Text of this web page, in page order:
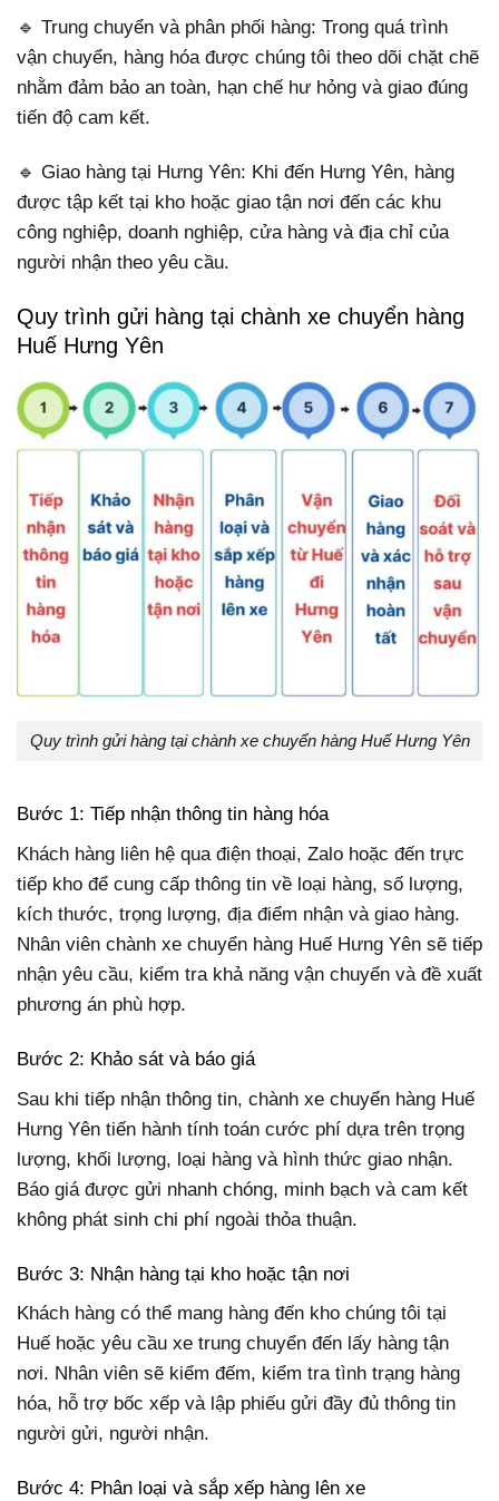
🔹 Trung chuyển và phân phối hàng: Trong quá trình
vận chuyển, hàng hóa được chúng tôi theo dõi chặt chẽ
nhằm đảm bảo an toàn, hạn chế hư hỏng và giao đúng
tiến độ cam kết.
🔹 Giao hàng tại Hưng Yên: Khi đến Hưng Yên, hàng
được tập kết tại kho hoặc giao tận nơi đến các khu
công nghiệp, doanh nghiệp, cửa hàng và địa chỉ của
người nhận theo yêu cầu.
Quy trình gửi hàng tại chành xe chuyển hàng
Huế Hưng Yên
Quy trình gửi hàng tại chành xe chuyển hàng Huế Hưng Yên
Bước 1: Tiếp nhận thông tin hàng hóa
Khách hàng liên hệ qua điện thoại, Zalo hoặc đến trực
tiếp kho để cung cấp thông tin về loại hàng, số lượng,
kích thước, trọng lượng, địa điểm nhận và giao hàng.
Nhân viên chành xe chuyển hàng Huế Hưng Yên sẽ tiếp
nhận yêu cầu, kiểm tra khả năng vận chuyển và đề xuất
phương án phù hợp.
Bước 2: Khảo sát và báo giá
Sau khi tiếp nhận thông tin, chành xe chuyển hàng Huế
Hưng Yên tiến hành tính toán cước phí dựa trên trọng
lượng, khối lượng, loại hàng và hình thức giao nhận.
Báo giá được gửi nhanh chóng, minh bạch và cam kết
không phát sinh chi phí ngoài thỏa thuận.
Bước 3: Nhận hàng tại kho hoặc tận nơi
Khách hàng có thể mang hàng đến kho chúng tôi tại
Huế hoặc yêu cầu xe trung chuyển đến lấy hàng tận
nơi. Nhân viên sẽ kiểm đếm, kiểm tra tình trạng hàng
hóa, hỗ trợ bốc xếp và lập phiếu gửi đầy đủ thông tin
người gửi, người nhận.
Bước 4: Phân loại và sắp xếp hàng lên xe